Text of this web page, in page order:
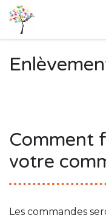
Se rendre au contenu
Comment
votre
Les commandes